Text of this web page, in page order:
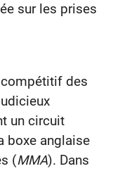
sur les prises
compétitif des
un circuit
boxe anglaise
(MMA). Dans